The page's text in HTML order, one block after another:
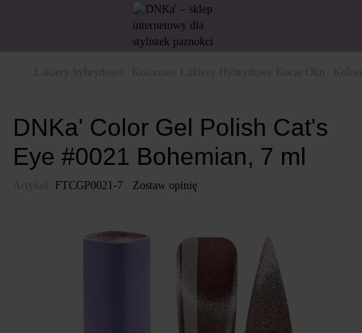
DNKa' Color Gel Polish Cat's
Eye #0021 Bohemian, 7 ml
FTCGP0021-7 Zostaw opinię